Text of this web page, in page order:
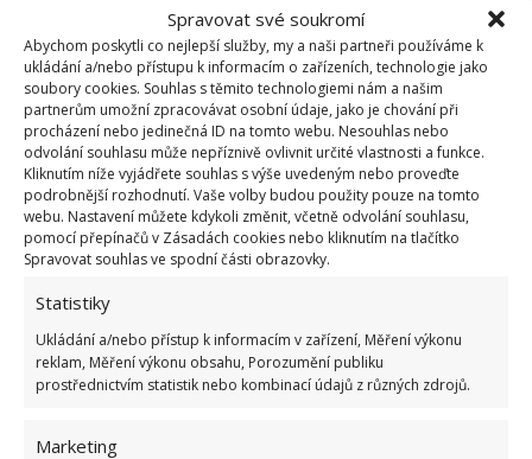
Spravovat své soukromí
Abychom poskytli co nejlepší služby, my a naši partneři používáme k
ukládání a/nebo přístupu k informacím o zařízeních, technologie jako
soubory cookies. Souhlas s těmito technologiemi nám a našim
partnerům umožní zpracovávat osobní údaje, jako je chování při
procházení nebo jedinečná ID na tomto webu. Nesouhlas nebo
odvolání souhlasu může nepříznivě ovlivnit určité vlastnosti a funkce.
Kliknutím níže vyjádřete souhlas s výše uvedeným nebo proveďte
podrobnější rozhodnutí. Vaše volby budou použity pouze na tomto
webu. Nastavení můžete kdykoli změnit, včetně odvolání souhlasu,
pomocí přepínačů v Zásadách cookies nebo kliknutím na tlačítko
Spravovat souhlas ve spodní části obrazovky.
Statistiky
Ukládání a/nebo přístup k informacím v zařízení, Měření výkonu
reklam, Měření výkonu obsahu, Porozumění publiku
prostřednictvím statistik nebo kombinací údajů z různých zdrojů.
Marketing
Samozřejmě je tu i možnost pozvolného sušení v
troubě nebo v sušičce ovoce. Poté je můžeterozdrtit
do práškové formy a hnojivo je připraveno
k použití. Jemně je zapracujte do půdy v těsné
blízkosti rostliny. Bohatou úrodu okurek zajistí i
přihnojování kefírem, o čemž jsme na
BydlímeÚtulně rovněž nedávno psali.
Další výhodou slupek z cibule je jejich vlastnost
odpuzovat od rostlin škodlivý hmyz. Cibulové slupky
mají poměrně silný až nepříjemný odér, a to se
mnohým škůdcům nelíbí.